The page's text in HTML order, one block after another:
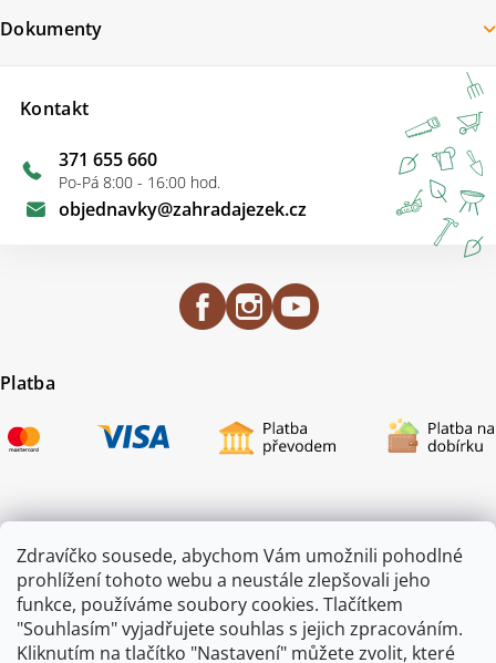
Zdravíčko sousede, abychom Vám umožnili pohodlné
prohlížení tohoto webu a neustále zlepšovali jeho
funkce, používáme soubory cookies. Tlačítkem
"Souhlasím" vyjadřujete souhlas s jejich zpracováním.
Kliknutím na tlačítko "Nastavení" můžete zvolit, které
Kontakt
objednavky@zahradajezek.cz
371 655 660
Po-Pá 8:00 - 16:00 hod.
Dokumenty
Platba
Certifikace